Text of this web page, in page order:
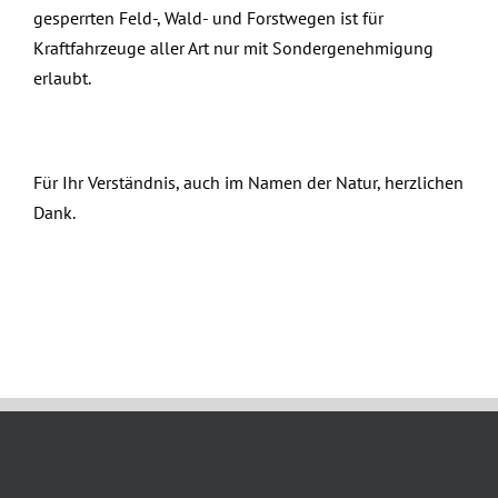
gesperrten Feld-, Wald- und Forstwegen ist für
Kraftfahrzeuge aller Art nur mit Sondergenehmigung
erlaubt.
Für Ihr Verständnis, auch im Namen der Natur, herzlichen
Dank.